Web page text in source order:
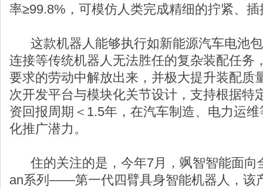
率≥99.8%，可模仿人类完成精细的拧紧、
这款机器人能够执行如新能源汽车电池
连接等传统机器人无法胜任的复杂装配任务
要求的劳动中解放出来，并极大提升装配质
次开发平台与模块化关节设计，支持根据特
资回报周期＜1.5年，在汽车制造、电力运
化推广潜力。
住的关注的是，今年7月，飒智智能面向
an系列——第一代四臂具身智能机器人，该